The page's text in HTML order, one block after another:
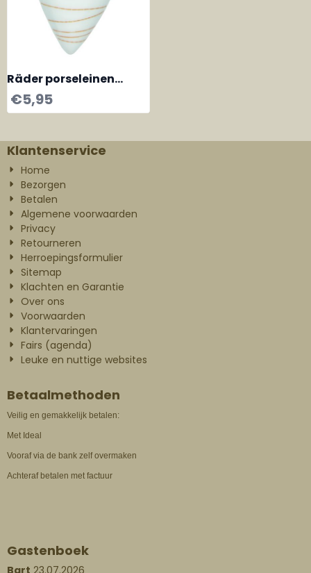
Räder porseleinen
hartje streep
€5,95
Klantenservice
Home
Bezorgen
Betalen
Algemene voorwaarden
Privacy
Retourneren
Herroepingsformulier
Sitemap
Klachten en Garantie
Over ons
Voorwaarden
Klantervaringen
Fairs (agenda)
Leuke en nuttige websites
Betaalmethoden
Veilig en gemakkelijk betalen:
Met Ideal
Vooraf via de bank zelf overmaken
Achteraf betalen met factuur
Gastenboek
Bart 23.07.2026